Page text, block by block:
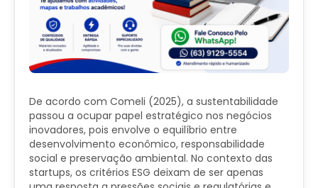
De acordo com Comeli (2025), a sustentabilidade
passou a ocupar papel estratégico nos negócios
inovadores, pois envolve o equilíbrio entre
desenvolvimento econômico, responsabilidade
social e preservação ambiental. No contexto das
startups, os critérios ESG deixam de ser apenas